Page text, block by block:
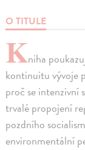
O TITULE
Kniha
kontinuitu vývoje
proč se intenzivní
trvalé propojení
pozdního
environmentální